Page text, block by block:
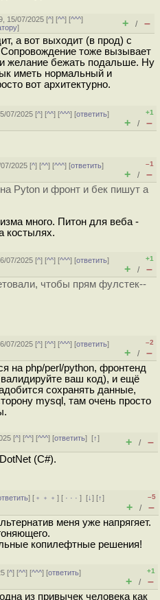
15/07/2025 [^] [^^] [^^^]
] + / –
а вот выходит (в прод) с
тоже вызывает
желание бежать подальше. Ну
иметь нормальный и
вот архитектурно.
07/2025 [^] [^^] [^^^] [ответить]
+1
+ / –
2025 [^] [^^] [^^^] [ответить]
–1
+ / –
Pyton и фронт и бек пишут а
много. Питон для веба -
костылях.
07/2025 [^] [^^] [^^^] [ответить]
+1
+ / –
чтобы прям фулстек--
07/2025 [^] [^^] [^^^] [ответить]
–2
+ / –
на php/perl/python, фронтенд
ваш код), и ещё
сохранять данные,
mysql, там очень просто
[^] [^^] [^^^] [ответить][↑]
+ / –
(C#).
] [ ﹢﹢﹢] [ · · ·][↓] [↑]
–5
+ / –
меня уже напрягяет.
копилефтные решения!
[^] [^^] [^^^] [ответить]
+1
+ / –
из привычек человека как